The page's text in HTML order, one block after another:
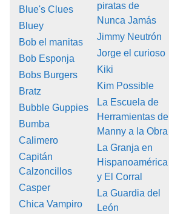
Blue's Clues
Bluey
Bob el manitas
Bob Esponja
Bobs Burgers
Bratz
Bubble Guppies
Bumba
Calimero
Capitán
Calzoncillos
Casper
Chica Vampiro
piratas de
Nunca Jamás
Jimmy Neutrón
Jorge el curioso
Kiki
Kim Possible
La Escuela de
Herramientas de
Manny a la Obra
La Granja en
Hispanoamérica
y El Corral
La Guardia del
León